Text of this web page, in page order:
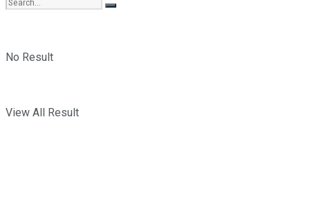
No Result
View All Result